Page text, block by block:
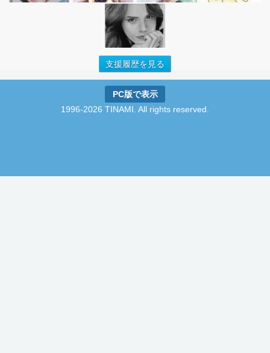
支援履歴を見る
PC版で表示
1996-2026 TINAMI. All rights reserved.